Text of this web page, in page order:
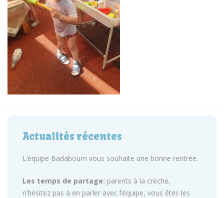
Actualités récentes
L’équipe Badaboum vous souhaite une bonne rentrée.
Les temps de partage: parents à la crèche,
n’hésitez pas à en parler avec l’équipe, vous êtes les